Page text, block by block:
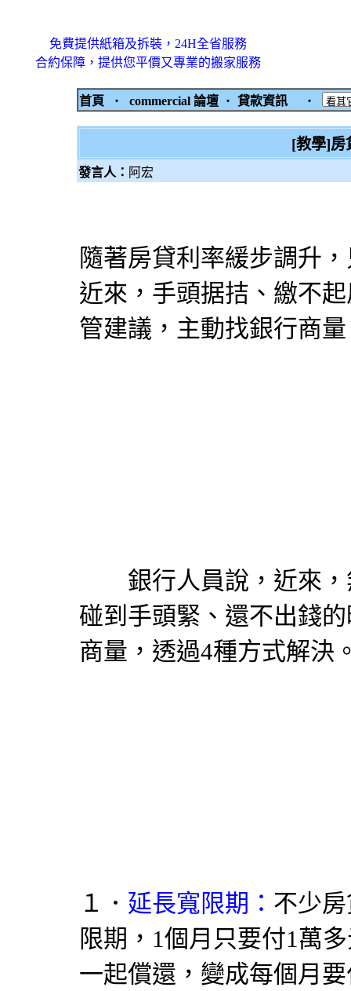
免費提供紙箱及拆裝，24H全省服務
合約保障，提供您平價又專業的搬家服務
首頁 ‧ commercial 論壇 ‧ 貸款資訊 ‧
[教學]房
發言人： 阿宏
隨著房貸利率緩步調升
近來，手頭据拮、繳不
管建議，主動找銀行商
銀行人員說，近來，
碰到手頭緊、還不出錢
商量，透過4種方式解決
１． 延長寬限期： 不少
限期，1個月只要付1萬
一起償還，變成每個月